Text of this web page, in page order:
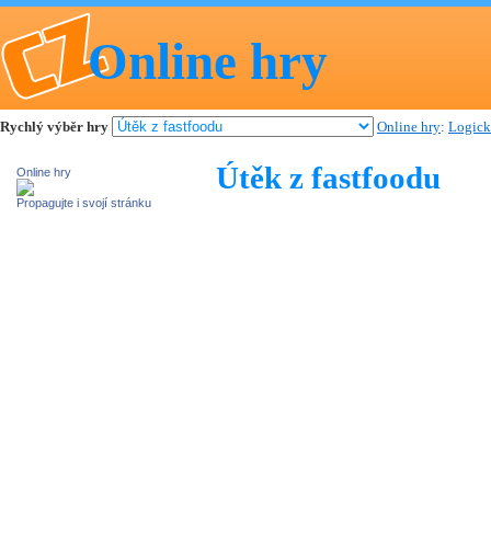
Online hry
Rychlý výběr hry Online hry:
Online hry
Propagujte i svojí stránku
Útěk z fastfoodu